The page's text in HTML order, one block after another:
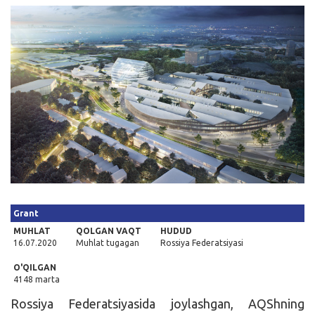
Qidirish
Kirish
Grant
MUHLAT
16.07.2020
QOLGAN VAQT
Muhlat tugagan
HUDUD
Rossiya Federatsiyasi
O'QILGAN
4148 marta
Rossiya Federatsiyasida joylashgan, AQShning